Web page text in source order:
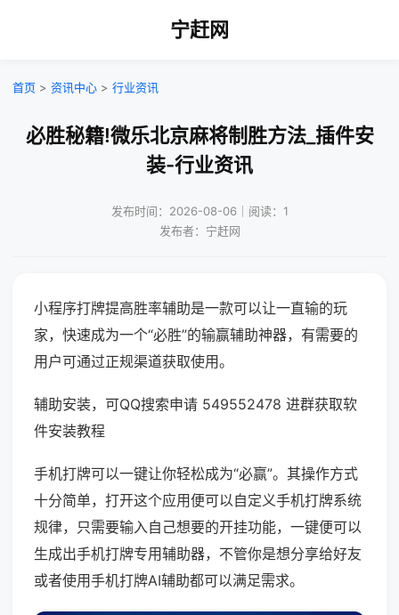
宁赶网
首页 > 资讯中心 > 行业资讯
必胜秘籍!微乐北京麻将制胜方法_插件安
装-行业资讯
发布时间：2026-08-06｜阅读：1
发布者：宁赶网
小程序打牌提高胜率辅助是一款可以让一直输的玩
家，快速成为一个“必胜”的输赢辅助神器，有需要的
用户可通过正规渠道获取使用。
辅助安装，可QQ搜索申请 549552478 进群获取软
件安装教程
手机打牌可以一键让你轻松成为“必赢”。其操作方式
十分简单，打开这个应用便可以自定义手机打牌系统
规律，只需要输入自己想要的开挂功能，一键便可以
生成出手机打牌专用辅助器，不管你是想分享给好友
或者使用手机打牌AI辅助都可以满足需求。